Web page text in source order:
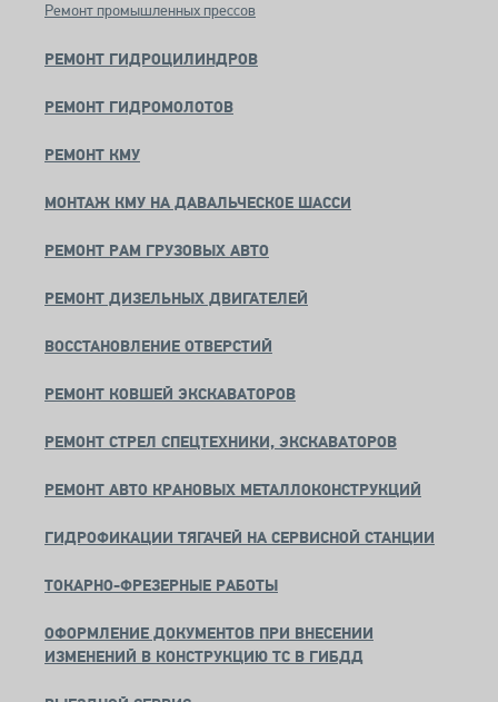
Ремонт промышленных прессов
РЕМОНТ ГИДРОЦИЛИНДРОВ
РЕМОНТ ГИДРОМОЛОТОВ
РЕМОНТ КМУ
МОНТАЖ КМУ НА ДАВАЛЬЧЕСКОЕ ШАССИ
РЕМОНТ РАМ ГРУЗОВЫХ АВТО
РЕМОНТ ДИЗЕЛЬНЫХ ДВИГАТЕЛЕЙ
ВОССТАНОВЛЕНИЕ ОТВЕРСТИЙ
РЕМОНТ КОВШЕЙ ЭКСКАВАТОРОВ
РЕМОНТ СТРЕЛ СПЕЦТЕХНИКИ, ЭКСКАВАТОРОВ
РЕМОНТ АВТО КРАНОВЫХ МЕТАЛЛОКОНСТРУКЦИЙ
ГИДРОФИКАЦИИ ТЯГАЧЕЙ НА СЕРВИСНОЙ СТАНЦИИ
ТОКАРНО-ФРЕЗЕРНЫЕ РАБОТЫ
ОФОРМЛЕНИЕ ДОКУМЕНТОВ ПРИ ВНЕСЕНИИ
ИЗМЕНЕНИЙ В КОНСТРУКЦИЮ ТС В ГИБДД